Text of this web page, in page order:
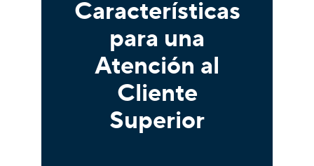
Características
para una
Atención al
Cliente
Superior